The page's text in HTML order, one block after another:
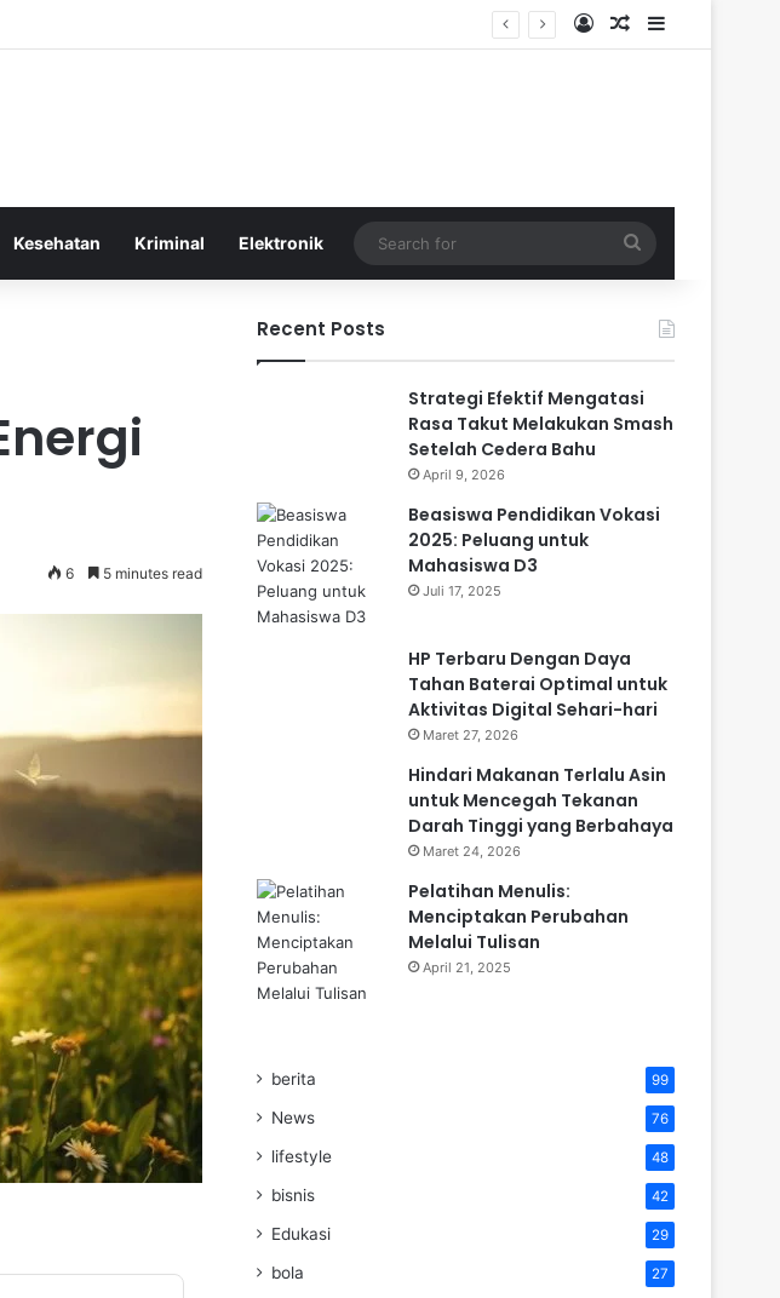
Log InRandom Article
Sidebar
Kesehatan Kriminal Elektronik
for
6 5 minutes read
Recent Posts
Strategi Efektif Mengatasi
Rasa Takut Melakukan Smash
Setelah Cedera Bahu
April 9, 2026
Beasiswa Pendidikan Vokasi
2025: Peluang untuk
Mahasiswa D3
Juli 17, 2025
HP Terbaru Dengan Daya
Tahan Baterai Optimal untuk
Aktivitas Digital Sehari-hari
Maret 27, 2026
Hindari Makanan Terlalu Asin
untuk Mencegah Tekanan
Darah Tinggi yang Berbahaya
Maret 24, 2026
Pelatihan Menulis:
Menciptakan Perubahan
Melalui Tulisan
April 21, 2025
berita 99
News 76
lifestyle 48
bisnis 42
Edukasi 29
bola 27